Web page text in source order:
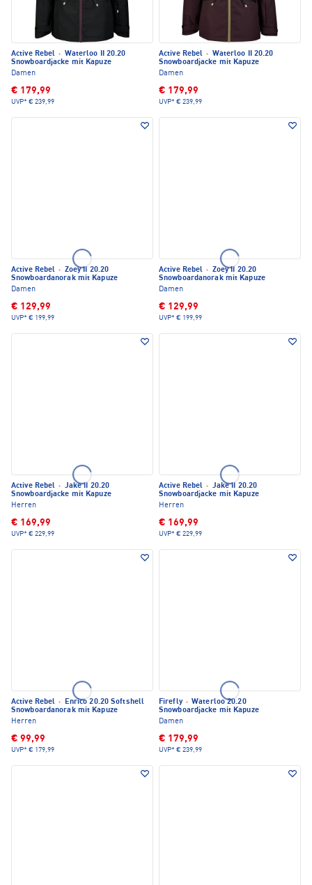
Active Rebel · Waterloo II 20.20
Snowboardjacke mit Kapuze
Damen
€ 179,99
UVP* € 239,99
Active Rebel · Waterloo II 20.20
Snowboardjacke mit Kapuze
Damen
€ 179,99
UVP* € 239,99
Active Rebel · Zoey II 20.20
Snowboardanorak mit Kapuze
Damen
€ 129,99
UVP* € 199,99
Active Rebel · Zoey II 20.20
Snowboardanorak mit Kapuze
Damen
€ 129,99
UVP* € 199,99
Active Rebel · Jake II 20.20
Snowboardjacke mit Kapuze
Herren
€ 169,99
UVP* € 229,99
Active Rebel · Jake II 20.20
Snowboardjacke mit Kapuze
Herren
€ 169,99
UVP* € 229,99
Active Rebel ·
Enrico 20.20 Softshell
Snowboardanorak mit Kapuze
Herren
€ 99,99
UVP* € 179,99
Firefly · Waterloo 20.20
Snowboardjacke mit Kapuze
Damen
€ 179,99
UVP* € 239,99